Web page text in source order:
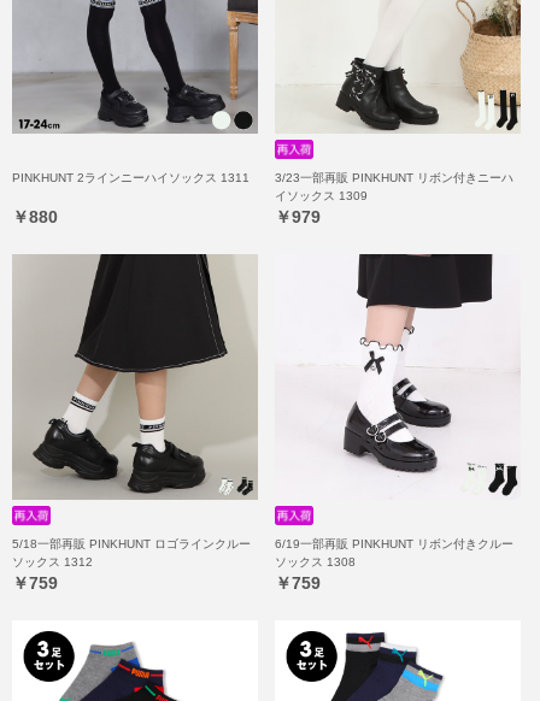
PINKHUNT 2ラインニーハイソックス 1311
￥880
3/23一部再販 PINKHUNT リボン付きニーハ
イソックス 1309
￥979
5/18一部再販 PINKHUNT ロゴラインクルー
ソックス 1312
￥759
6/19一部再販 PINKHUNT リボン付きクルー
ソックス 1308
￥759